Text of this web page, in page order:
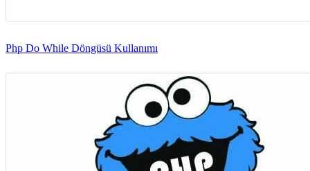
Php Do While Döngüsü Kullanımı